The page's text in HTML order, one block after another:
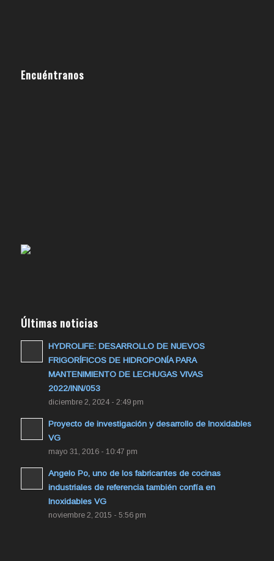
Encuéntranos
Últimas noticias
HYDROLIFE: DESARROLLO DE NUEVOS
FRIGORÍFICOS DE HIDROPONÍA PARA
MANTENIMIENTO DE LECHUGAS VIVAS
2022/INN/053
diciembre 2, 2024 - 2:49 pm
Proyecto de investigación y desarrollo de Inoxidables
VG
mayo 31, 2016 - 10:47 pm
Angelo Po, uno de los fabricantes de cocinas
industriales de referencia también confía en
Inoxidables VG
noviembre 2, 2015 - 5:56 pm